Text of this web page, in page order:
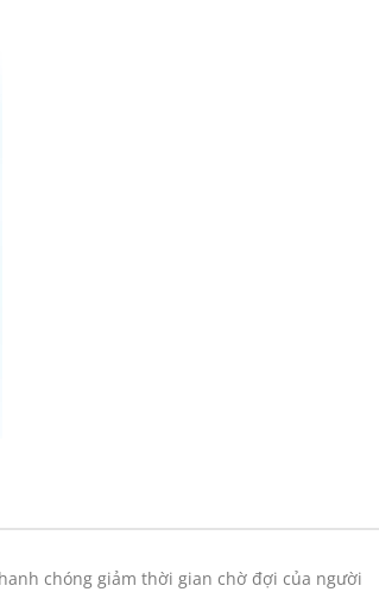
chóng giảm thời gian chờ đợi của người